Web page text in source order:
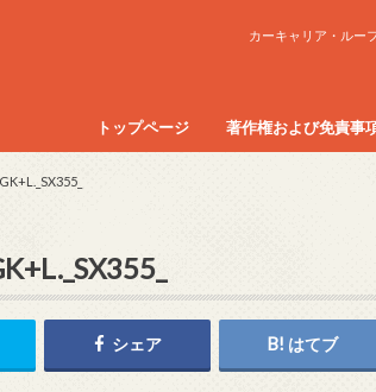
カーキャリア・ルー
トップページ 著作権および免責事
シェア はてブ